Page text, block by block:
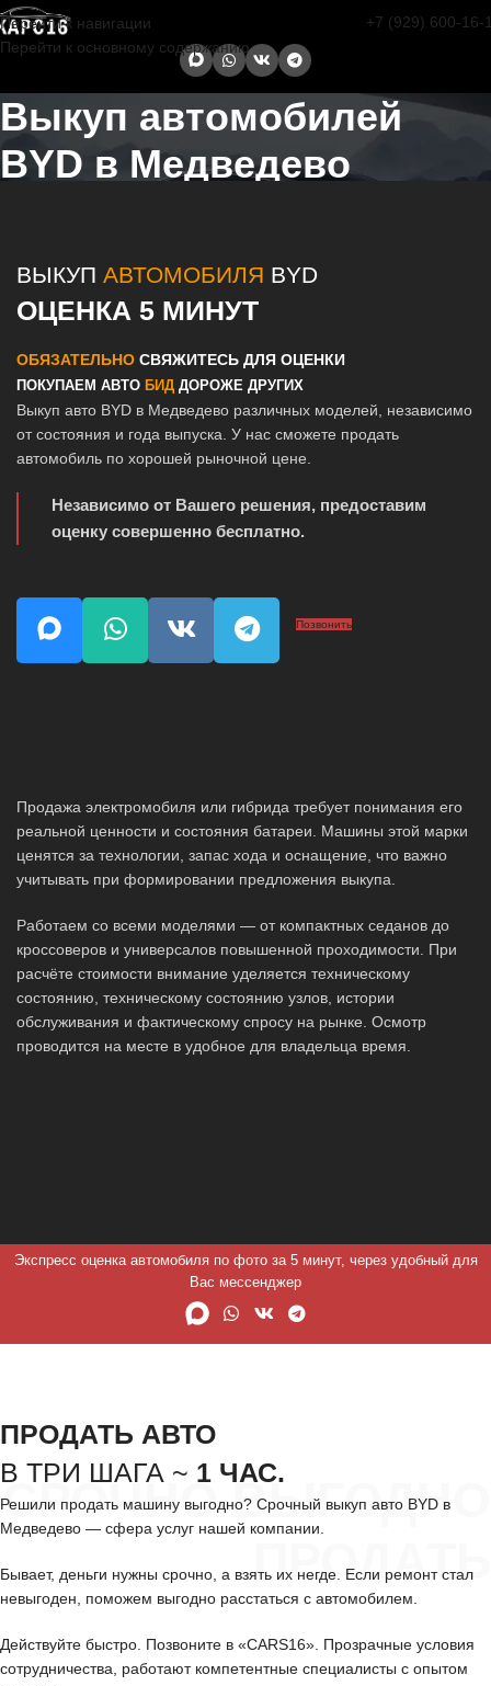
Перейти к навигации
Перейти к основному содержанию
+7 (929) 600-16-
Выкуп автомобилей
BYD в Медведево
ВЫКУП АВТОМОБИЛЯ BYD
ОЦЕНКА 5 МИНУТ
ОБЯЗАТЕЛЬНО СВЯЖИТЕСЬ ДЛЯ ОЦЕНКИ
ПОКУПАЕМ АВТО БИД ДОРОЖЕ ДРУГИХ
Выкуп авто BYD в Медведево различных моделей, независимо
от состояния и года выпуска. У нас сможете продать
автомобиль по хорошей рыночной цене.
Независимо от Вашего решения, предоставим
оценку совершенно бесплатно.
Позвонить
Продажа электромобиля или гибрида требует понимания его
реальной ценности и состояния батареи. Машины этой марки
ценятся за технологии, запас хода и оснащение, что важно
учитывать при формировании предложения выкупа.
Работаем со всеми моделями — от компактных седанов до
кроссоверов и универсалов повышенной проходимости. При
расчёте стоимости внимание уделяется техническому
состоянию, техническому состоянию узлов, истории
обслуживания и фактическому спросу на рынке. Осмотр
проводится на месте в удобное для владельца время.
Экспресс оценка автомобиля по фото за 5 минут, через удобный для
Вас мессенджер
СРОЧНО ВЫГОДНО
ПРОДАТЬ
ПРОДАТЬ АВТО
В ТРИ ШАГА ~ 1 ЧАС.
Решили продать машину выгодно? Срочный выкуп авто BYD в
Медведево — сфера услуг нашей компании.
Бывает, деньги нужны срочно, а взять их негде. Если ремонт стал
невыгоден, поможем выгодно расстаться с автомобилем.
Действуйте быстро. Позвоните в «CARS16». Прозрачные условия
сотрудничества, работают компетентные специалисты с опытом